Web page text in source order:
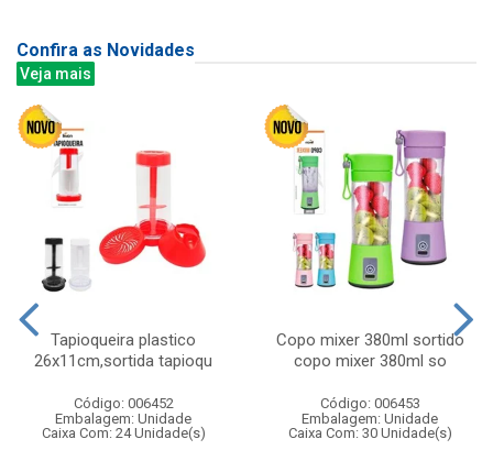
Confira as Novidades
Veja mais
Tapioqueira plastico
26x11cm,sortida tapioqu
Código: 006452
Embalagem: Unidade
Caixa Com: 24 Unidade(s)
Copo mixer 380ml sortido
copo mixer 380ml so
Código: 006453
Embalagem: Unidade
Caixa Com: 30 Unidade(s)